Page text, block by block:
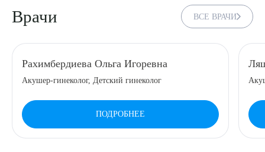
Врачи ВСЕ ВРАЧИ
Рахимбердиева Ольга Игоревна
Акушер-гинеколог, Детский гинеколог
ПОДРОБНЕЕ